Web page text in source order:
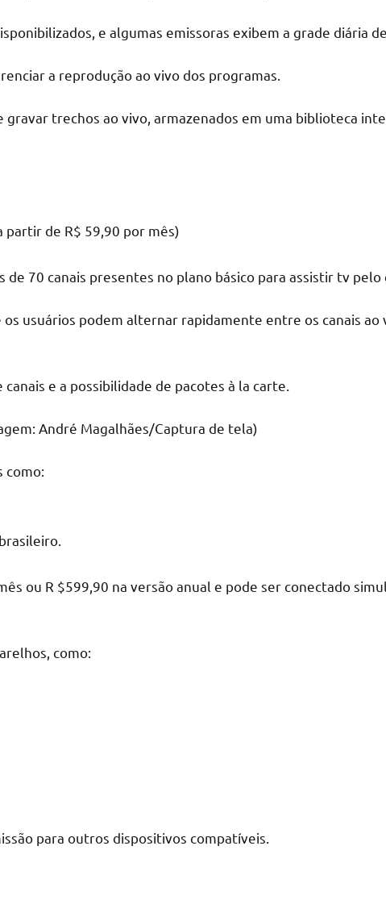
e algumas emissoras exibem a grade diária
a reprodução ao vivo dos programas.
trechos ao vivo, armazenados em uma biblioteca
partir de R$ 59,90 por mês)
de 70 canais presentes no plano básico para assistir tv pelo
usuários podem alternar rapidamente entre os canais
e a possibilidade de pacotes à la carte.
André Magalhães/Captura de tela)
como:
ou R $599,90 na versão anual e pode ser conectado
como:
para outros dispositivos compatíveis.